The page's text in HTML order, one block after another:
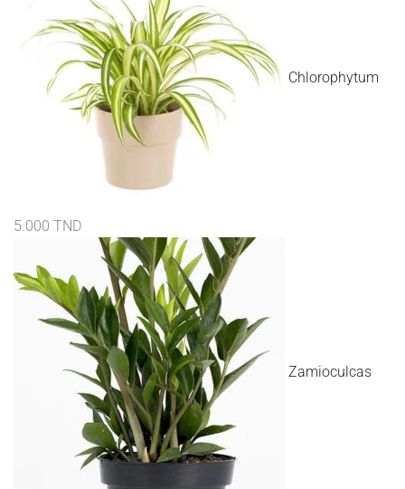
Chlorophytum
5.000 TND
Zamioculcas